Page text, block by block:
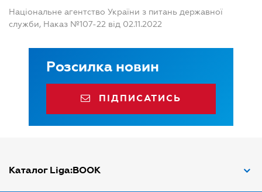
Національне агентство України з питань державної
служби, Наказ №107-22 від 02.11.2022
Розсилка новин
ПІДПИСАТИСЬ
Каталог Liga:BOOK